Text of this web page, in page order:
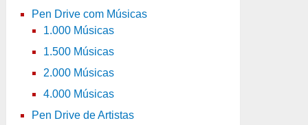
Pen Drive com Músicas
1.000 Músicas
1.500 Músicas
2.000 Músicas
4.000 Músicas
Pen Drive de Artistas